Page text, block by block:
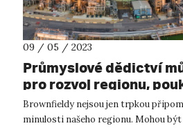
09 / 05 / 2023
Průmyslové dědictví
pro rozvoj regionu,
nová publikace UJEP
Brownfieldy nejsou jen trpkou
minulosti našeho regionu. Mohou